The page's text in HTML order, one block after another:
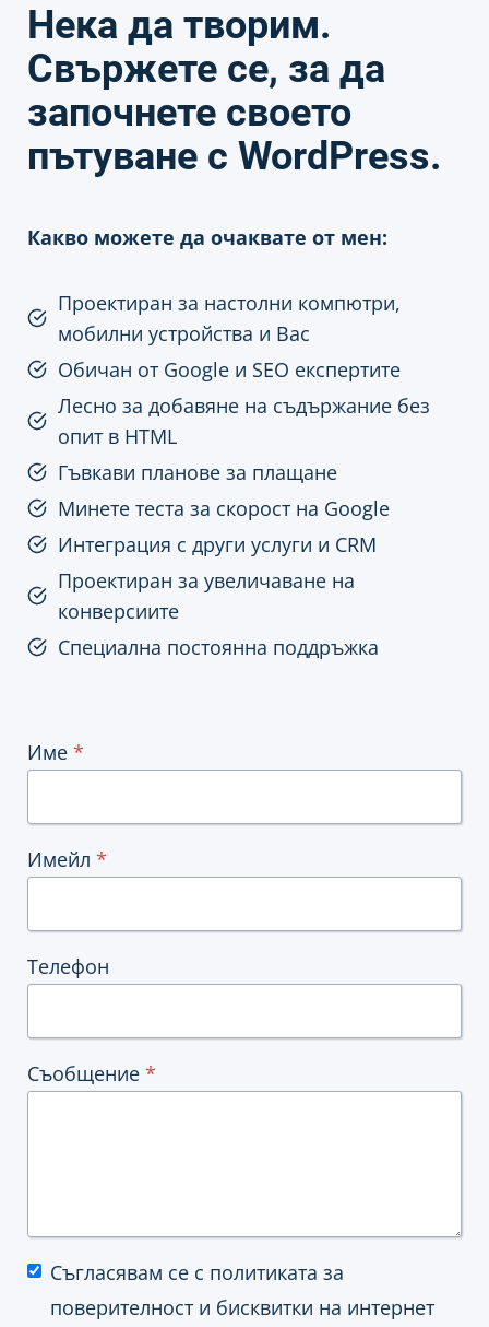
Нека да творим.
Свържете се, за да
започнете своето
пътуване с WordPress.
Какво можете да очаквате от мен:
Проектиран за настолни компютри,
мобилни устройства и Вас
Обичан от Google и SEO експертите
Лесно за добавяне на съдържание без
опит в HTML
Гъвкави планове за плащане
Минете теста за скорост на Google
Интеграция с други услуги и CRM
Проектиран за увеличаване на
конверсиите
Специална постоянна поддръжка
Име *
Имейл *
Телефон
Съобщение *
Съгласявам се с политиката за
поверителност и бисквитки на интернет